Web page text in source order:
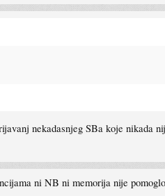
nekadasnjeg SBa koje nikada
ni NB ni memorija nije